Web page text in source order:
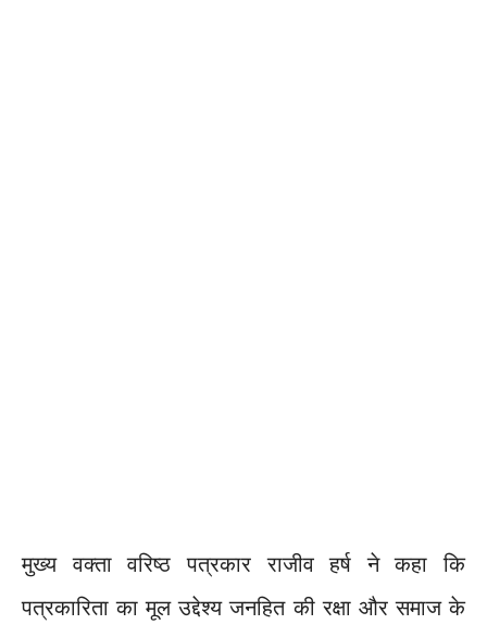
मुख्य वक्ता वरिष्ठ पत्रकार राजीव हर्ष ने कहा कि
पत्रकारिता का मूल उद्देश्य जनहित की रक्षा और समाज के